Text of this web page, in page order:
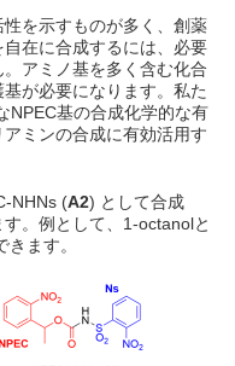
を示すものが多く、創薬
在に合成するには、必要
アミノ基を多く含む化合
が必要になります。私た
NPEC基の合成化学的な有
ミンの合成に有効活用す
NHNs (A2) として合成
。例として、1-octanolと
きます。